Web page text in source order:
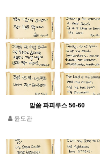
말씀 파피루스 56-60
윤도관